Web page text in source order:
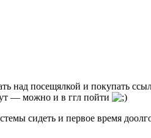
над посещялкой и покупать
— можно и в ггл пойти
сидеть и первое время